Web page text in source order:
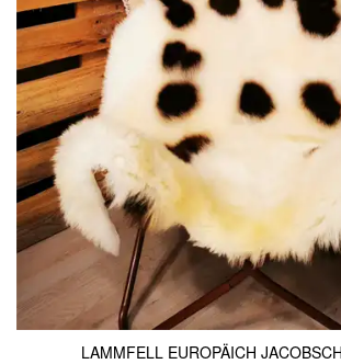
LAMMFELL EUROPÄICH